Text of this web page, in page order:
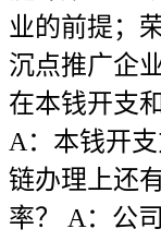
业的前提；
沉点推广企
在本钱开支
A：本钱开
链办理上还
率？ A：公